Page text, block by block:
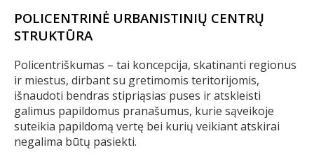
POLICENTRINĖ URBANISTINIŲ CENTRŲ
STRUKTŪRA
Policentriškumas – tai koncepcija, skatinanti regionus
ir miestus, dirbant su gretimomis teritorijomis,
išnaudoti bendras stipriąsias puses ir atskleisti
galimus papildomus pranašumus, kurie sąveikoje
suteikia papildomą vertę bei kurių veikiant atskirai
negalima būtų pasiekti.